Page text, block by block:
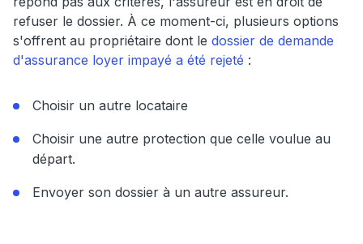
refuser le dossier. À ce moment-ci, plusieurs options
s'offrent au propriétaire dont le dossier de demande
d'assurance loyer impayé a été rejeté :
Choisir un autre locataire
Choisir une autre protection que celle voulue au
départ.
Envoyer son dossier à un autre assureur.